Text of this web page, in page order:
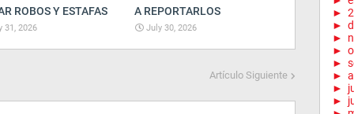
ROBOS Y ESTAFAS
31, 2026
A REPORTARLOS
July 30, 2026
Artículo Siguiente
►
►
►
►
►
►
►
►